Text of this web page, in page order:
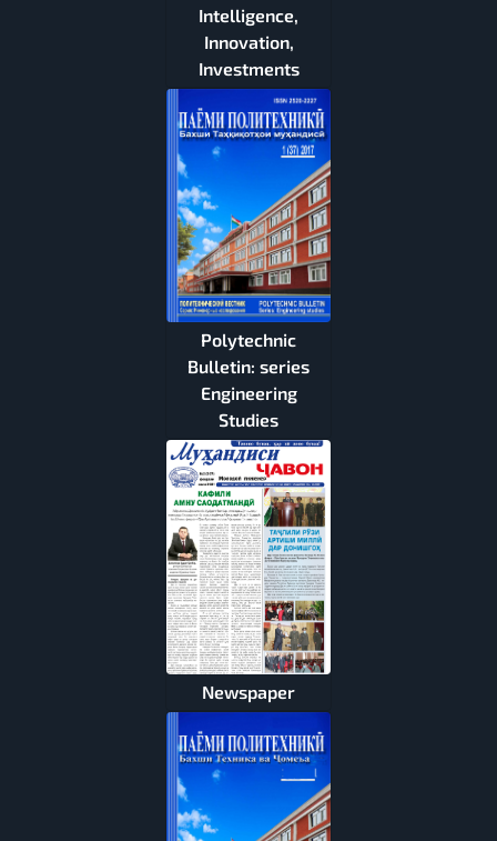
Intelligence,
Innovation,
Investments
Polytechnic
Bulletin: series
Engineering
Studies
Newspaper